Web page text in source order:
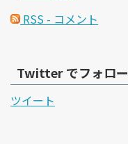
RSS - コメント
Twitter でフォロー
ツイート